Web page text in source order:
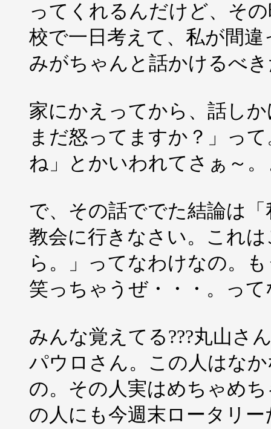
ってくれるんだけど、そ
校で一日考えて、私が間
みがちゃんと話かけるべ
家にかえってから、話し
まだ怒ってますか？」っ
ね」とかいわれてさぁ～
で、その話ででた結論は
教会に行きなさい。これ
ら。」ってなわけなの。
笑っちゃうぜ・・・。っ
みんな覚えてる???丸山さ
パウロさん。この人はな
の。その人実はめちゃめ
の人にも今週末ロータリ